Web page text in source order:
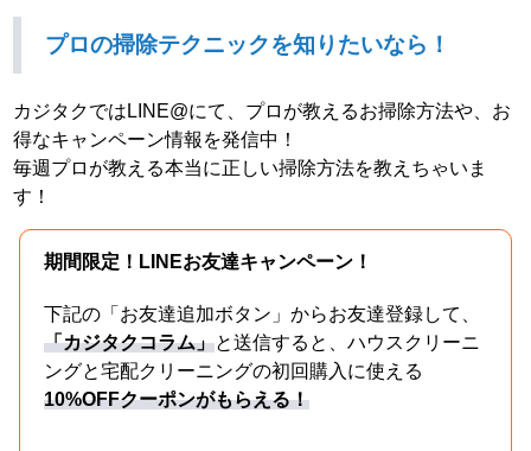
プロの掃除テクニックを知りたいなら！
カジタクではLINE@にて、プロが教えるお掃除方法や、お
得なキャンペーン情報を発信中！
毎週プロが教える本当に正しい掃除方法を教えちゃいま
す！
期間限定！LINEお友達キャンペーン！
下記の「お友達追加ボタン」からお友達登録して、
「カジタクコラム」と送信すると、ハウスクリーニ
ングと宅配クリーニングの初回購入に使える
10%OFFクーポンがもらえる！